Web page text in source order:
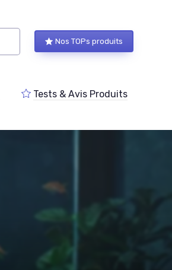
Nos TOPs produits
Tests & Avis Produits